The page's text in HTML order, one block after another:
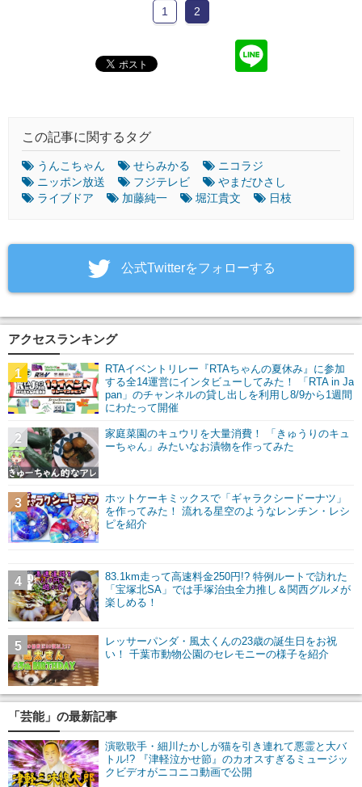
1 2
この記事に関するタグ
うんこちゃん せらみかる
ニコラジ
ニッポン放送
フジテレビ
やまだひさし
ライブドア
加藤純一 堀江貴文 日枝
‎公式Twitterをフォローする
アクセスランキング
RTAイベントリレー『RTAちゃんの夏休み』に参加
する全14運営にインタビューしてみた！ 「RTA in Ja
pan」のチャンネルの貸し出しを利用し8/9から1週間
にわたって開催
1
家庭菜園のキュウリを大量消費！ 「きゅうりのキュ
ーちゃん」みたいなお漬物を作ってみた
2
ホットケーキミックスで「ギャラクシードーナツ」
を作ってみた！ 流れる星空のようなレンチン・レシ
ピを紹介
3
83.1km走って高速料金250円!? 特例ルートで訪れた
「宝塚北SA」では手塚治虫全力推し＆関西グルメが
楽しめる！
4
レッサーパンダ・風太くんの23歳の誕生日をお祝
い！ 千葉市動物公園のセレモニーの様子を紹介
5
「芸能」の最新記事
演歌歌手・細川たかしが猫を引き連れて悪霊と大バ
トル!? 『津軽泣かせ節』のカオスすぎるミュージッ
クビデオがニコニコ動画で公開